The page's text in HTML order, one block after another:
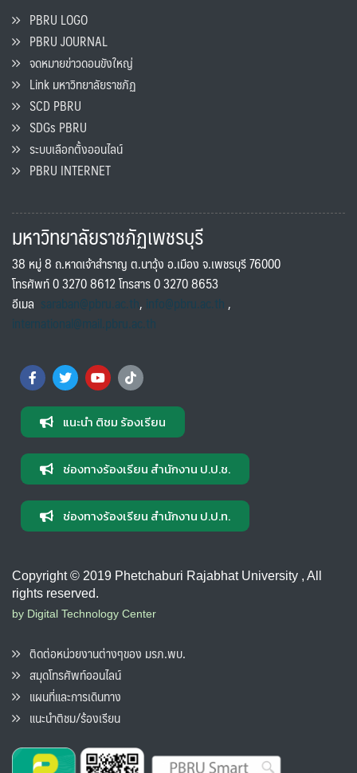
PBRU LOGO
PBRU JOURNAL
จดหมายข่าวดอนขังใหญ่
Link มหาวิทยาลัยราชภัฏ
SCD PBRU
SDGs PBRU
ระบบเลือกตั้งออนไลน์
PBRU INTERNET
มหาวิทยาลัยราชภัฏเพชรบุรี
38 หมู่ 8 ถ.หาดเจ้าสำราญ ต.นาวุ้ง อ.เมือง จ.เพชรบุรี 76000
โทรศัพท์ 0 3270 8612 โทรสาร 0 3270 8653
อีเมล saraban@pbru.ac.th, info@pbru.ac.th,
international@mail.pbru.ac.th
แนะนำ ติชม ร้องเรียน
ช่องทางร้องเรียน สำนักงาน ป.ป.ช.
ช่องทางร้องเรียน สำนักงาน ป.ป.ท.
Copyright © 2019 Phetchaburi Rajabhat University , All
rights reserved.
by Digital Technology Center
ติดต่อหน่วยงานต่างๆของ มรภ.พบ.
สมุดโทรศัพท์ออนไลน์
แผนที่และการเดินทาง
แนะนำติชม/ร้องเรียน